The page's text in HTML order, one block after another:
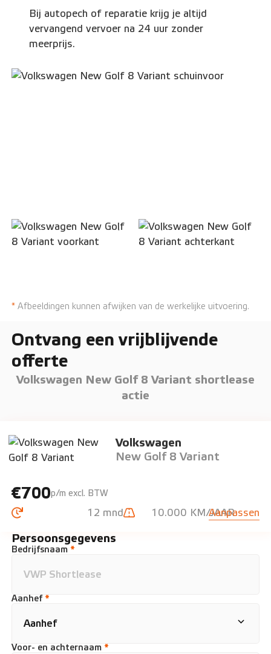
Bij autopech of reparatie krijg je altijd
vervangend vervoer na 24 uur zonder
meerprijs.
* Afbeeldingen kunnen afwijken van de werkelijke uitvoering.
Ontvang een vrijblijvende
offerte
Volkswagen New Golf 8 Variant shortlease
actie
Volkswagen
New Golf 8 Variant
€700p/m excl. BTW
12 mnd 10.000 KM/JAARAanpassen
Persoonsgegevens
Bedrijfsnaam *
Aanhef *
Voor- en achternaam *